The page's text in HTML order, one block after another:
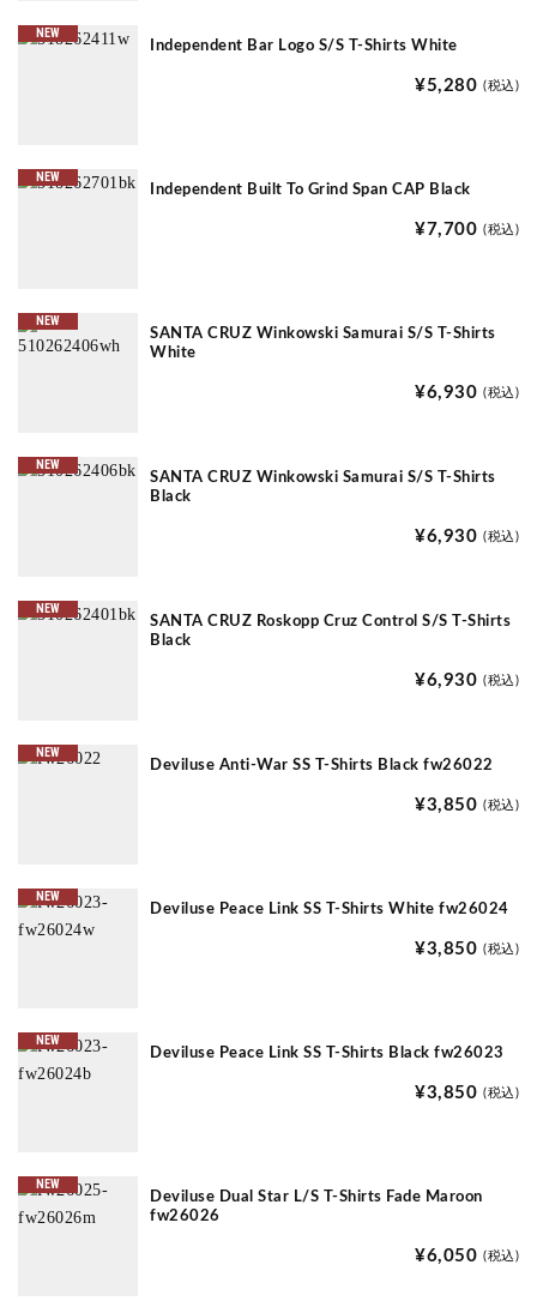
NEW
Independent Bar Logo S/S T-Shirts White
¥5,280 (税込)
NEW
Independent Built To Grind Span CAP Black
¥7,700 (税込)
NEW
SANTA CRUZ Winkowski Samurai S/S T-Shirts
White
¥6,930 (税込)
NEW
SANTA CRUZ Winkowski Samurai S/S T-Shirts
Black
¥6,930 (税込)
NEW
SANTA CRUZ Roskopp Cruz Control S/S T-Shirts
Black
¥6,930 (税込)
NEW
Deviluse Anti-War SS T-Shirts Black fw26022
¥3,850 (税込)
NEW
Deviluse Peace Link SS T-Shirts White fw26024
¥3,850 (税込)
NEW
Deviluse Peace Link SS T-Shirts Black fw26023
¥3,850 (税込)
NEW
Deviluse Dual Star L/S T-Shirts Fade Maroon
fw26026
¥6,050 (税込)